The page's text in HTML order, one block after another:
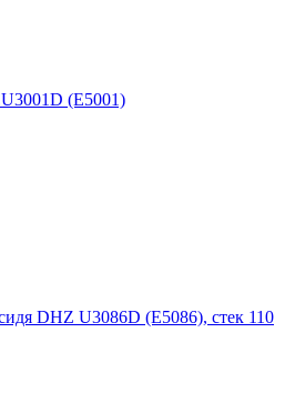
(E5001)
DHZ U3086D (E5086), стек 110